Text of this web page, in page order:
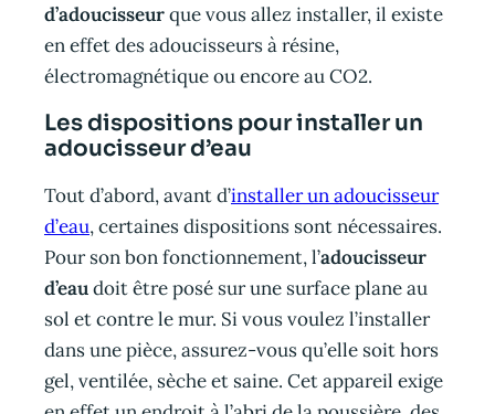
d’adoucisseurque vous allez installer, il existe
en effet des adoucisseurs à résine,
électromagnétique ou encore au CO2.
Les dispositions pour installer un
adoucisseur d’eau
Tout d’abord, avant d’installer un adoucisseur
d’eau, certaines dispositions sont nécessaires.
Pour son bon fonctionnement, l’adoucisseur
d’eaudoit être posé sur une surface plane au
sol et contre le mur. Si vous voulez l’installer
dans une pièce, assurez-vous qu’elle soit hors
gel, ventilée, sèche et saine. Cet appareil exige